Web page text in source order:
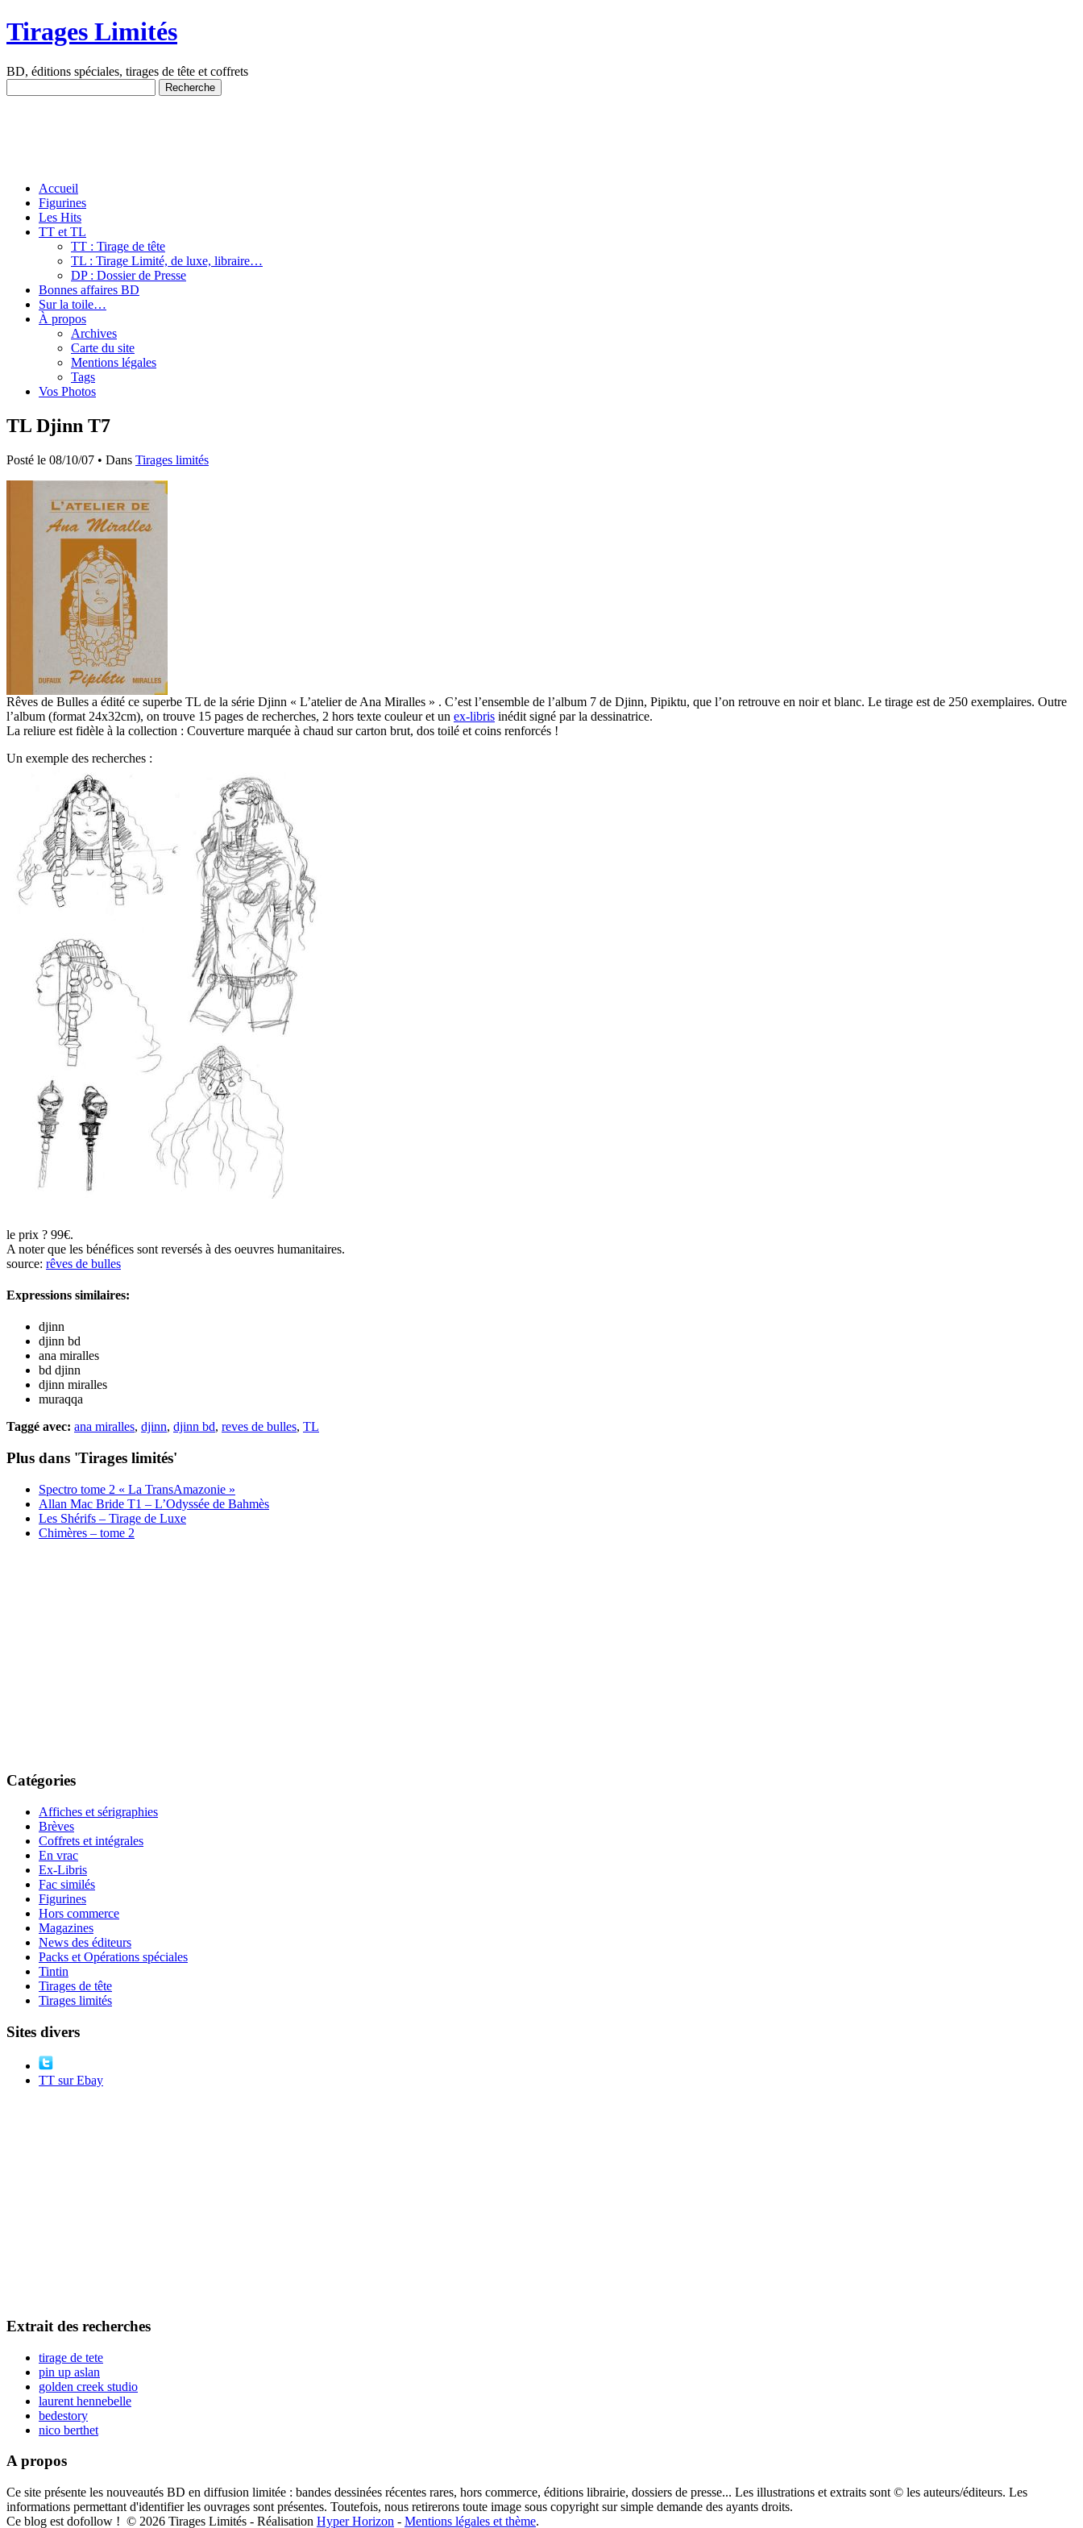
Tirages Limités
BD, éditions spéciales, tirages de tête et coffrets
Accueil
Figurines
Les Hits
TT et TL
TT : Tirage de tête
TL : Tirage Limité, de luxe, libraire…
DP : Dossier de Presse
Bonnes affaires BD
Sur la toile…
À propos
Archives
Carte du site
Mentions légales
Tags
Vos Photos
TL Djinn T7
Posté le 08/10/07 • Dans Tirages limités
Rêves de Bulles a édité ce superbe TL de la série Djinn « L’atelier de Ana Miralles » . C’est l’ensemble de l’album 7 de Djinn, Pipiktu, que l’on retrouve en noir et blanc. Le tirage est de 250 exemplaires. Outre
l’album (format 24x32cm), on trouve 15 pages de recherches, 2 hors texte couleur et un ex-libris inédit signé par la dessinatrice.
La reliure est fidèle à la collection : Couverture marquée à chaud sur carton brut, dos toilé et coins renforcés !
Un exemple des recherches :
le prix ? 99€.
A noter que les bénéfices sont reversés à des oeuvres humanitaires.
source: rêves de bulles
Expressions similaires:
djinn
djinn bd
ana miralles
bd djinn
djinn miralles
muraqqa
Taggé avec: ana miralles, djinn, djinn bd, reves de bulles, TL
Plus dans 'Tirages limités'
Spectro tome 2 « La TransAmazonie »
Allan Mac Bride T1 – L’Odyssée de Bahmès
Les Shérifs – Tirage de Luxe
Chimères – tome 2
Catégories
Affiches et sérigraphies
Brèves
Coffrets et intégrales
En vrac
Ex-Libris
Fac similés
Figurines
Hors commerce
Magazines
News des éditeurs
Packs et Opérations spéciales
Tintin
Tirages de tête
Tirages limités
Sites divers
TT sur Ebay
Extrait des recherches
tirage de tete
pin up aslan
golden creek studio
laurent hennebelle
bedestory
nico berthet
A propos
Ce site présente les nouveautés BD en diffusion limitée : bandes dessinées récentes rares, hors commerce, éditions librairie, dossiers de presse... Les illustrations et extraits sont © les auteurs/éditeurs. Les
informations permettant d'identifier les ouvrages sont présentes. Toutefois, nous retirerons toute image sous copyright sur simple demande des ayants droits.
Ce blog est dofollow ! © 2026 Tirages Limités - Réalisation Hyper Horizon - Mentions légales et thème.